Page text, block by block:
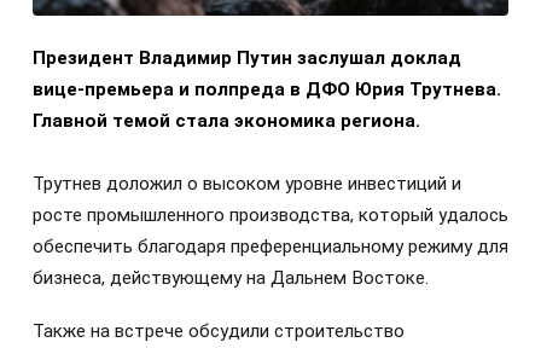
Президент Владимир Путин заслушал доклад
вице-премьера и полпреда в ДФО Юрия Трутнева.
Главной темой стала экономика региона.
Трутнев доложил о высоком уровне инвестиций и
росте промышленного производства, который удалось
обеспечить благодаря преференциальному режиму для
бизнеса, действующему на Дальнем Востоке.
Также на встрече обсудили строительство